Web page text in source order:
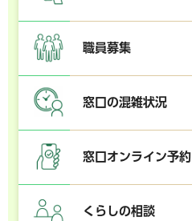
職員募集
窓口の混雑状況
窓口オンライン予約
くらしの相談